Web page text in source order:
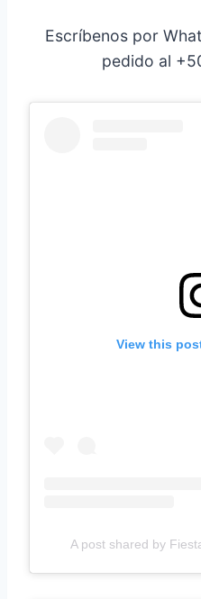
Escríbenos por
pedido al
View this
A post shared by